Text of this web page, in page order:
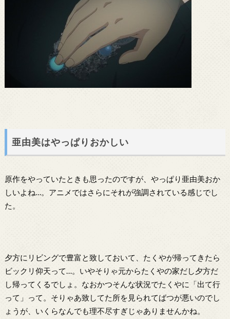
亜由美はやっぱりおかしい
原作をやっていたときも思ったのですが、やっぱり亜由美おか
しいよね…。アニメではさらにそれが強調されている感じでし
た。
夕方にリビングで豊富と致しておいて、たくやが帰ってきたら
ビックリ仰天って…。いやそりゃ元からたくやの家だし夕方だ
し帰ってくるでしょ。なおかつそんな状況でたくやに「出て行
って」って。そりゃあ致してた所を見られてばつが悪いのでし
ょうが、いくらなんでも理不尽すぎじゃありませんかね。